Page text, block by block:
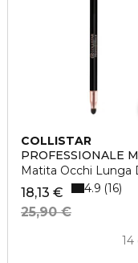
COLLISTAR
PROFESSIONALE
Matita Occhi Lunga
18,13 €
25,90 €
14
4.9 16